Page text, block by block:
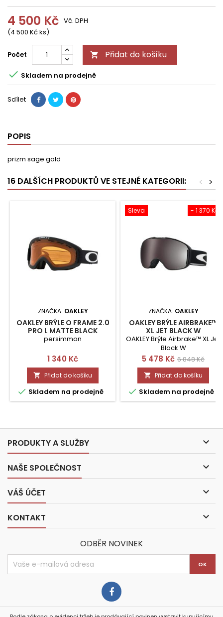
4 500 Kč
(4 500 Kč ks)
Vč. DPH
Počet  Přidat do košíku
 Skladem na prodejně
Sdílet
POPIS
prizm sage gold
16 DALŠÍCH PRODUKTŮ VE STEJNÉ KATEGORII: >
<
ZNAČKA: OAKLEY
OAKLEY BRÝLE O FRAME 2.0
PRO L MATTE BLACK
persimmon
Cena
1 340 Kč
 Přidat do košíku
 Skladem na prodejně
- 1 370 Kč
Sleva
ZNAČKA: OAKLEY
OAKLEY BRÝLE AIRBRAKE™
XL JET BLACK W
OAKLEY Brýle Airbrake™ XL Jet
Black W
Cena
5 478 Kč Běžná
cena
6 848 Kč
 Přidat do košíku
 Skladem na prodejně
PRODUKTY A SLUŽBY 
NAŠE SPOLEČNOST 
VÁŠ ÚČET 
KONTAKT 
ODBĚR NOVINEK